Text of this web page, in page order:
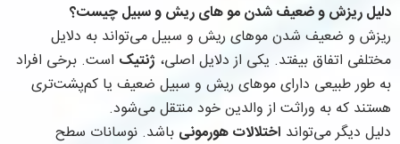
دلیل ریزش و ضعیف شدن مو های ریش و سبیل چیست؟
ریزش و ضعیف شدن موهای ریش و سبیل می‌تواند به دلایل
مختلفی اتفاق بیفتد. یکی از دلایل اصلی، ژنتیک است. برخی افراد
به طور طبیعی دارای موهای ریش و سبیل ضعیف یا کم‌پشت‌تری
هستند که به وراثت از والدین خود منتقل می‌شود.
دلیل دیگر می‌تواند اختلالات هورمونی باشد. نوسانات سطح